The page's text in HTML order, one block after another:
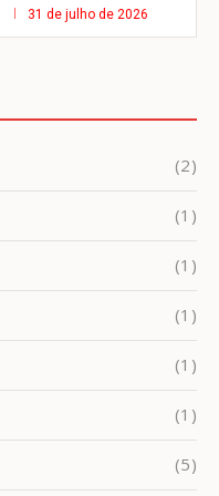
31 de julho de 2026
(2)
(1)
(1)
(1)
(1)
(1)
(5)